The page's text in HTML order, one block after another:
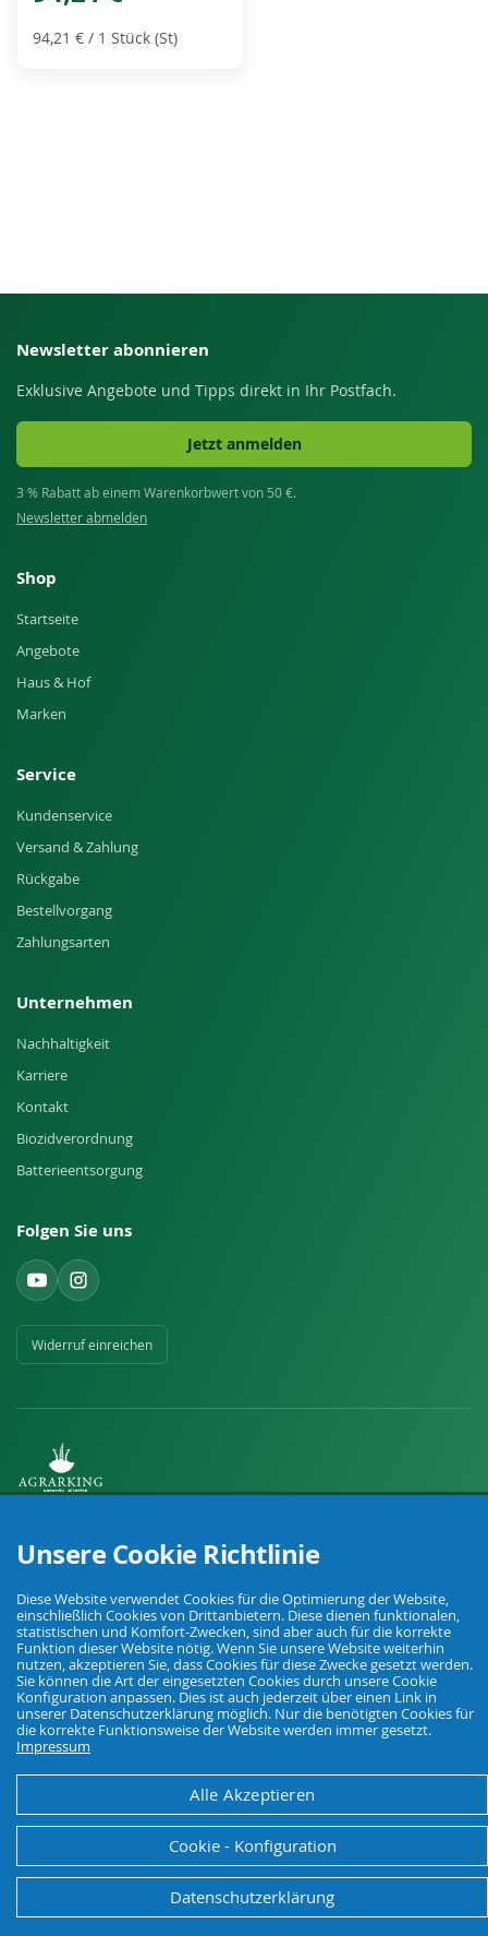
94,21 € / 1 Stück (St)
Newsletter abonnieren
Exklusive Angebote und Tipps direkt in Ihr Postfach.
Jetzt anmelden
3 % Rabatt ab einem Warenkorbwert von 50 €.
Newsletter abmelden
Shop
Startseite
Angebote
Haus & Hof
Marken
Service
Kundenservice
Versand & Zahlung
Rückgabe
Bestellvorgang
Zahlungsarten
Unternehmen
Nachhaltigkeit
Karriere
Kontakt
Biozidverordnung
Batterieentsorgung
Folgen Sie uns
Widerruf einreichen
AGBDatenschutzWiderrufsbelehrungImpressum
Unsere Cookie Richtlinie
Diese Website verwendet Cookies für die Optimierung der Website,
einschließlich Cookies von Drittanbietern. Diese dienen funktionalen,
statistischen und Komfort-Zwecken, sind aber auch für die korrekte
Funktion dieser Website nötig. Wenn Sie unsere Website weiterhin
nutzen, akzeptieren Sie, dass Cookies für diese Zwecke gesetzt werden.
Sie können die Art der eingesetzten Cookies durch unsere Cookie
Konfiguration anpassen. Dies ist auch jederzeit über einen Link in
unserer Datenschutzerklärung möglich. Nur die benötigten Cookies für
die korrekte Funktionsweise der Website werden immer gesetzt.
Impressum
Alle Akzeptieren
Cookie - Konfiguration
Datenschutzerklärung